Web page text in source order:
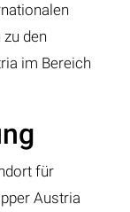
den
im Bereich
für
Austria